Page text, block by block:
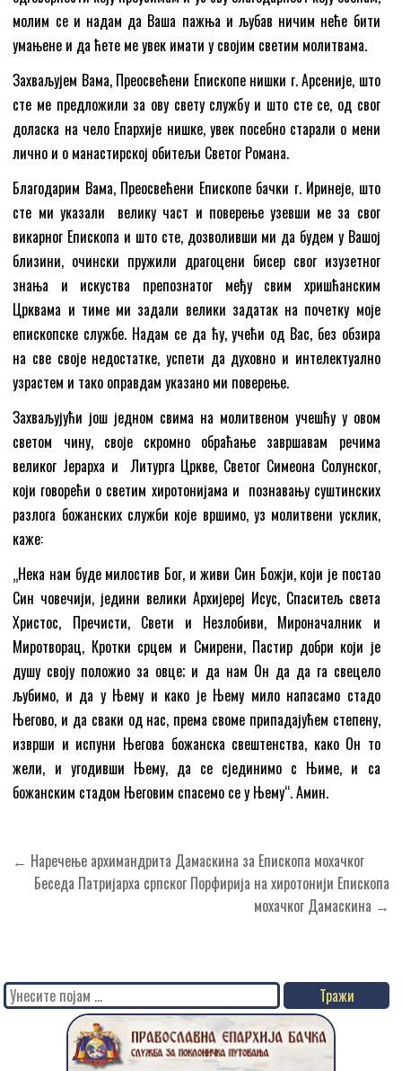
молим се и надам да Ваша пажња и љубав ничим неће бити
умањене и да ћете ме увек имати у својим светим молитвама.
Захваљујем Вама, Преосвећени Епископе нишки г. Арсеније, што
сте ме предложили за ову свету службу и што сте се, од свог
доласка на чело Епархије нишке, увек посебно старали о мени
лично и о манастирској обитељи Светог Романа.
Благодарим Вама, Преосвећени Епископе бачки г. Иринеје, што
сте ми указали велику част и поверење узевши ме за свог
викарног Епископа и што сте, дозволивши ми да будем у Вашој
близини, очински пружили драгоцени бисер свог изузетног
знања и искуства препознатог међу свим хришћанским
Црквама и тиме ми задали велики задатак на почетку моје
епископске службе. Надам се да ћу, учећи од Вас, без обзира
на све своје недостатке, успети да духовно и интелектуално
узрастем и тако оправдам указано ми поверење.
Захваљујући још једном свима на молитвеном учешћу у овом
светом чину, своје скромно обраћање завршавам речима
великог Јерарха и Литурга Цркве, Светог Симеона Солунског,
који говорећи о светим хиротонијама и познавању суштинских
разлога божанских служби које вршимо, уз молитвени усклик,
каже:
„Нека нам буде милостив Бог, и живи Син Божји, који је постао
Син човечији, једини велики Архијереј Исус, Спаситељ света
Христос, Пречисти, Свети и Незлобиви, Мироначалник и
Миротворац, Кротки срцем и Смирени, Пастир добри који је
душу своју положио за овце; и да нам Он да да га свецело
љубимо, и да у Њему и како је Њему мило напасамо стадо
Његово, и да сваки од нас, према своме припадајућем степену,
изврши и испуни Његова божанска свештенства, како Он то
жели, и угодивши Њему, да се сјединимо с Њиме, и са
божанским стадом Његовим спасемо се у Њему“. Амин.
Кретање
чланка
← Наречење архимандрита Дамаскина за Епископа мохачког
Беседа Патријарха српског Порфирија на хиротонији Епископа
мохачког Дамаскина →
Search
for: